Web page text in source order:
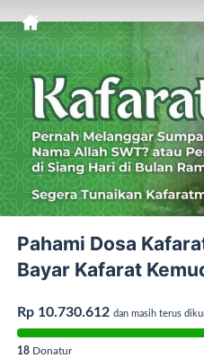
Pahami Dosa
Bayar Kafarat
Rp 10.730.612 dan masih terus
18 Donatur